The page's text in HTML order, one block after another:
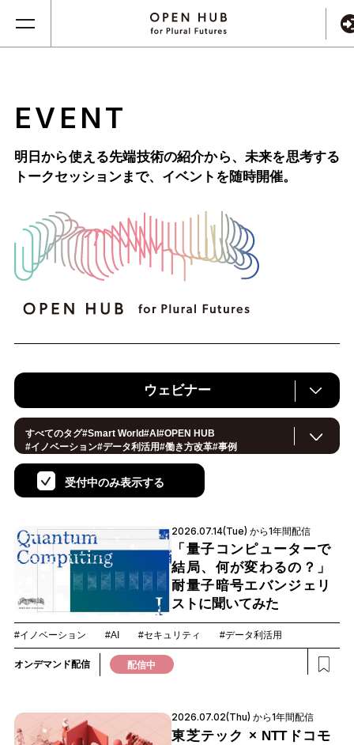
EVENT
明日から使える先端技術の紹介から、未来を思考する
トークセッションまで、 イベントを随時開催。
ウェビナー
すべてのタグ#Smart World#AI#OPEN HUB
#イノベーション#データ利活用#働き方改革#事例
#サステナブル#CX/顧客体験
#セキュリティ
環境・エネルギー#IoT#メタバース
地方創生 #製造 小売・流通# ロボティクス
# スマートインダストリー#音声#教育#公共
#サプライチェーン
受付中のみ表示する
2026.07.14(Tue) から1年間配信
「量子コンピューターで
結局、何が変わるの？」
耐量子暗号エバンジェリ
ストに聞いてみた
#イノベーション #AI #セキュリティ #データ利活用
オンデマンド配信 配信中
2026.07.02(Thu) から1年間配信
東芝テック × NTTドコモ